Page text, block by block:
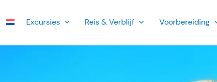
Ex­cursies Reis & Verblijf Voorbereiding